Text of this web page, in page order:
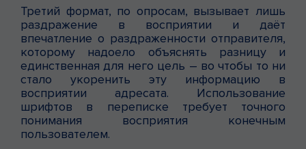
Третий формат, по опросам, вызывает лишь
раздражение в восприятии и даёт
впечатление о раздраженности отправителя,
которому надоело объяснять разницу и
единственная для него цель – во чтобы то ни
стало укоренить эту информацию в
восприятии адресата. Использование
шрифтов в переписке требует точного
понимания восприятия конечным
пользователем.